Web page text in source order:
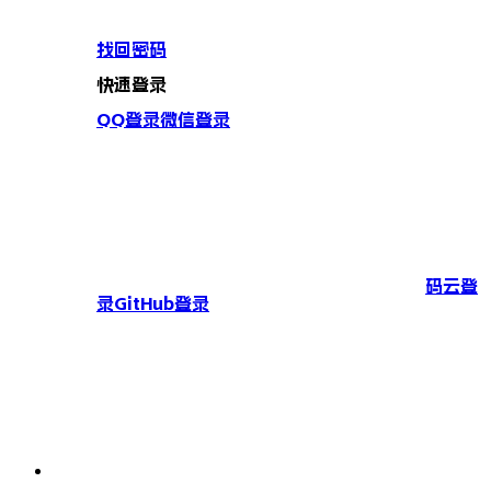
找回密码
快速登录
QQ登录微信登录
码云登
录GitHub登录